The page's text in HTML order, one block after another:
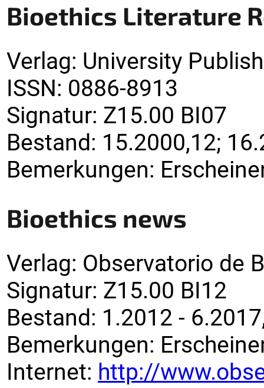
Bioethics Literature
Verlag: University
ISSN: 0886-8913
Signatur: Z15.00 BI07
Bestand: 15.2000,12;
Bemerkungen:
Bioethics news
Verlag: Observatorio de
Signatur: Z15.00 BI12
Bestand: 1.2012 -
Bemerkungen:
Internet: http://